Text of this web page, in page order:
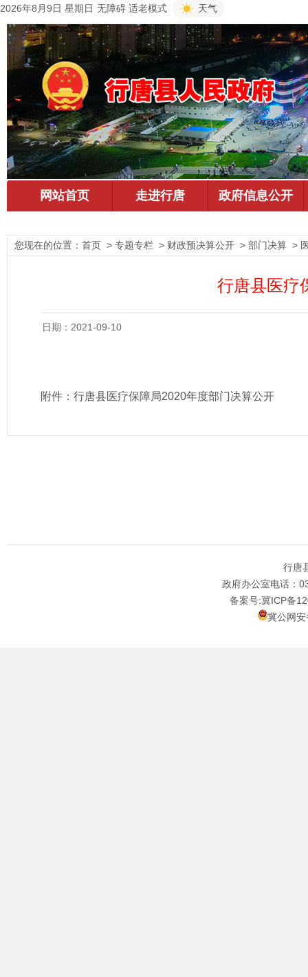
2026年8月9日 星期日 无障碍 适老模式 天气
您现在的位置： 首页 > 专题专栏 > 财政预决算公开 > 部门决算 >
行唐县医疗
日期：2021-09-10
附件： 行唐县医疗保障局2020年度部门决算公开